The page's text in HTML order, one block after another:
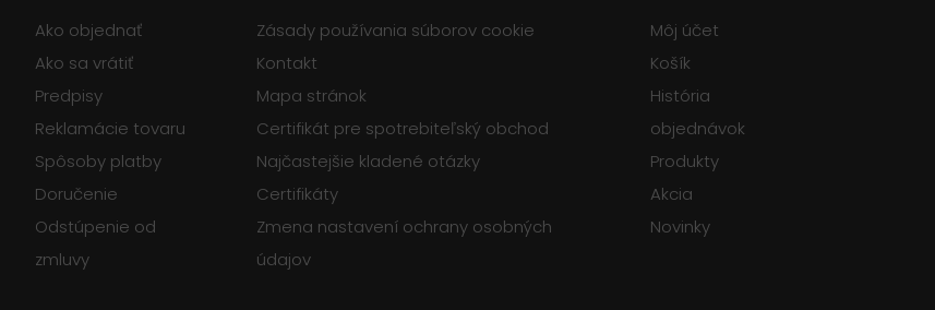
Ako objednať
Ako sa vrátiť
Predpisy
Reklamácie tovaru
Spôsoby platby
Doručenie
Odstúpenie od
zmluvy
Zásady používania súborov cookie
Kontakt
Mapa stránok
Certifikát pre spotrebiteľský obchod
Najčastejšie kladené otázky
Certifikáty
Zmena nastavení ochrany osobných
údajov
Môj účet
Košík
História
objednávok
Produkty
Akcia
Novinky